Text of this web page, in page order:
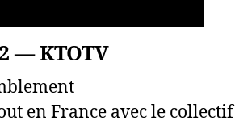
— KTOTV
en France avec le collectif